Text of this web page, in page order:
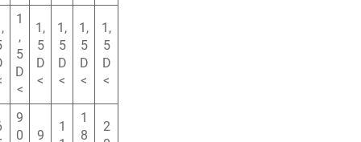
1
,
5
D
<
1,
5
D
<
1,
5
D
<
1,
5
D
<
1,
5
D
<
9
0
9
1
1
8
2